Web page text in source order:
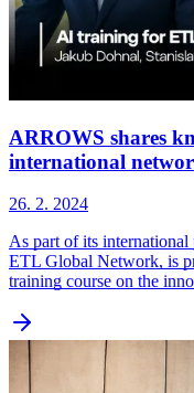
ARROWS shares
international
26. 2. 2024
As part of its international
ETL Global Network, is
training course on the